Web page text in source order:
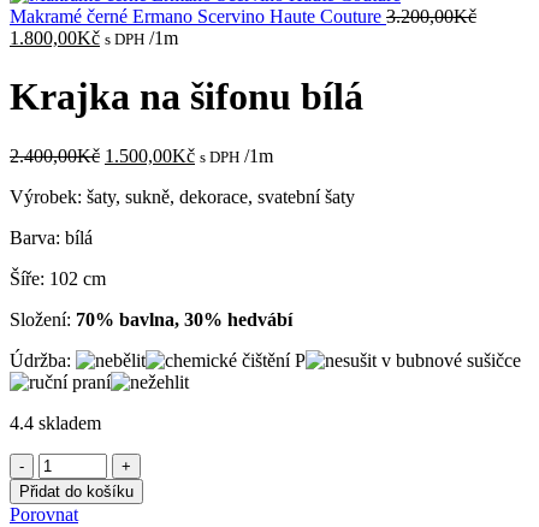
Makramé černé Ermano Scervino Haute Couture 3.200,00Kč
Původní
byla:
3.200,00Kč.
1.800,00KčAktuální
1.800,00Kč.
s DPH /1m
Krajka na šifonu bílá
2.400,00Kč Původní
byla:
1.500,00KčAktuální
je:
s DPH /1m
Výrobek: šaty, sukně, dekorace, svatební šaty
Barva: bílá
Šíře: 102 cm
Složení: 70% bavlna, 30% hedvábí
Údržba:
4.4 skladem
Krajka
na
šifonu
Přidat do košíku
Porovnat